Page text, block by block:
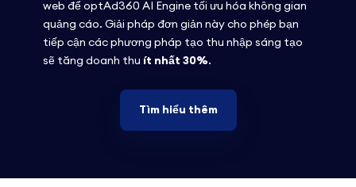
web để optAd360 AI Engine tối ưu hóa không gian
quảng cáo. Giải pháp đơn giản này cho phép bạn
tiếp cận các phương pháp tạo thu nhập sáng tạo
sẽ tăng doanh thu ít nhất 30%.
Tìm hiểu thêm